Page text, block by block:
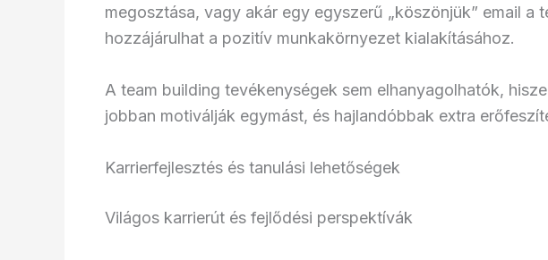
megosztása, vagy akár egy egyszerű „köszönjük” email a
hozzájárulhat a pozitív munkakörnyezet kialakításához.
A team building tevékenységek sem elhanyagolhatók,
jobban motiválják egymást, és hajlandóbbak extra
Karrierfejlesztés és tanulási lehetőségek
Világos karrierút és fejlődési perspektívák